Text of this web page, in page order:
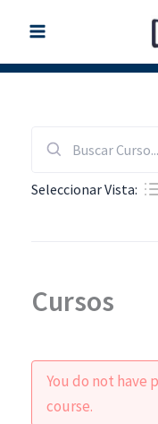
contenido
Seleccionar Vista:
Cursos
You do not have
course.